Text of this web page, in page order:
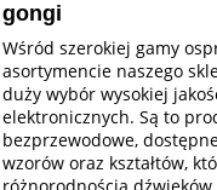
gongi
Wśród szerokiej gamy
asortymencie naszego
duży wybór wysokiej
elektronicznych. Są to
bezprzewodowe,
wzorów oraz kształtów,